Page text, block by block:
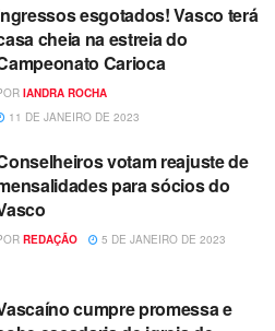
esgotados! Vasco terá
cheia na estreia do
Carioca
IANDRA ROCHA
11 DE JANEIRO DE 2023
votam reajuste de
para sócios do
REDAÇÃO 5 DE JANEIRO DE 2023
cumpre promessa e